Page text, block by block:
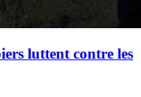
luttent contre les